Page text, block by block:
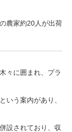
農家約20人が出荷
々に囲まれ、プラ
いう案内があり、
設されており、収